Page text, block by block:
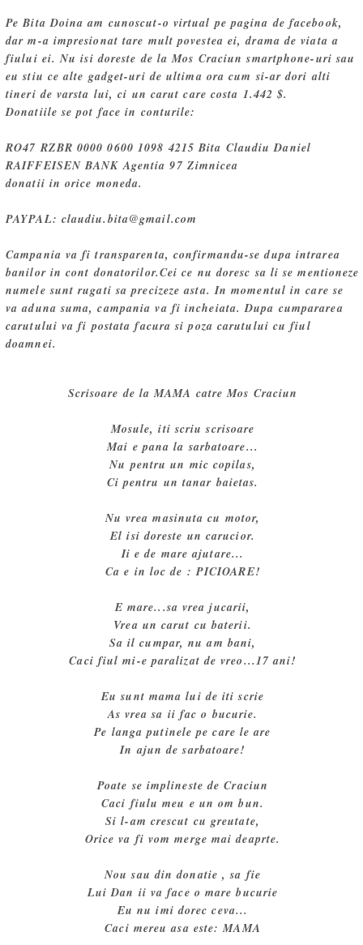
Pe Bita Doina am cunoscut-o virtual pe pagina de facebook,
dar m-a impresionat tare mult povestea ei, drama de viata a
fiului ei. Nu isi doreste de la Mos Craciun smartphone-uri sau
eu stiu ce alte gadget-uri de ultima ora cum si-ar dori alti
tineri de varsta lui, ci un carut care costa 1.442 $.
Donatiile se pot face in conturile:
RO47 RZBR 0000 0600 1098 4215 Bita Claudiu Daniel
RAIFFEISEN BANK Agentia 97 Zimnicea
donatii in orice moneda.
PAYPAL: claudiu.bita@gmail.com
Campania va fi transparenta, confirmandu-se dupa intrarea
banilor in cont donatorilor.Cei ce nu doresc sa li se mentioneze
numele sunt rugati sa precizeze asta. In momentul in care se
va aduna suma, campania va fi incheiata. Dupa cumpararea
carutului va fi postata facura si poza carutului cu fiul
doamnei.
Scrisoare de la MAMA catre Mos Craciun
Mosule, iti scriu scrisoare
Mai e pana la sarbatoare...
Nu pentru un mic copilas,
Ci pentru un tanar baietas.
Nu vrea masinuta cu motor,
El isi doreste un carucior.
Ii e de mare ajutare...
Ca e in loc de : PICIOARE!
E mare...sa vrea jucarii,
Vrea un carut cu baterii.
Sa il cumpar, nu am bani,
Caci fiul mi-e paralizat de vreo...17 ani!
Eu sunt mama lui de iti scrie
As vrea sa ii fac o bucurie.
Pe langa putinele pe care le are
In ajun de sarbatoare!
Poate se implineste de Craciun
Caci fiulu meu e un om bun.
Si l-am crescut cu greutate,
Orice va fi vom merge mai deaprte.
Nou sau din donatie , sa fie
Lui Dan ii va face o mare bucurie
Eu nu imi dorec ceva...
Caci mereu asa este: MAMA